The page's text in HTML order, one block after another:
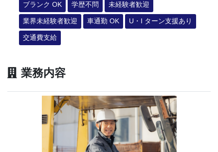
ブランク OK 学歴不問 未経験者歓迎
業界未経験者歓迎 車通勤 OK U・I ターン支援あり
交通費支給
業務内容